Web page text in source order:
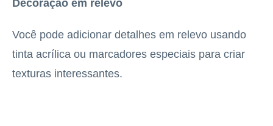
Decoração em relevo
Você pode adicionar detalhes em relevo usando
tinta acrílica ou marcadores especiais para criar
texturas interessantes.